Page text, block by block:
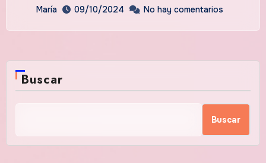
María 09/10/2024 No hay comentarios
Buscar
Buscar